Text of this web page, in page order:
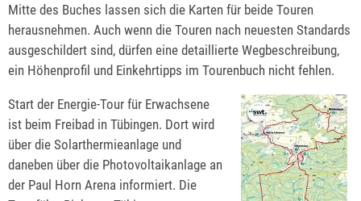
Mitte des Buches lassen sich die Karten für beide Touren
herausnehmen. Auch wenn die Touren nach neuesten Standards
ausgeschildert sind, dürfen eine detaillierte Wegbeschreibung,
ein Höhenprofil und Einkehrtipps im Tourenbuch nicht fehlen.
Start der Energie-Tour für Erwachsene
ist beim Freibad in Tübingen. Dort wird
über die Solarthermieanlage und
daneben über die Photovoltaikanlage an
der Paul Horn Arena informiert. Die